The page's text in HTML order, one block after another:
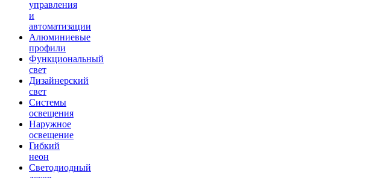
управления
и
автоматизации
Алюминиевые
профили
Функциональный
свет
Дизайнерский
свет
Системы
освещения
Наружное
освещение
Гибкий
неон
Светодиодный